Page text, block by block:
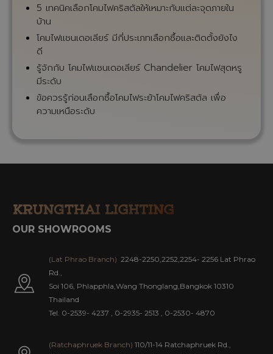
5 เทคนิคเลือกโคมไฟคริสตัลให้เหมาะกับแต่ละจุดภายใน
บ้าน
โคมไฟแชนเดอเลียร์ มีกี่ประเภทเลือกซื้อและติดตั้งยังไง
ดี
รู้จักกับ โคมไฟแชนเดอเลียร์ Chandelier โคมไฟสุดหรู
มีระดับ
ข้อควรรู้ก่อนเลือกซื้อโคมไฟระย้าโคมไฟคริสตัล เพื่อ
ความเหนือระดับ
OUR SHOWROOMS
(Lat Phrao Branch) 2248-2250,2252,2254- 2256 Lat Phrao
Rd.,
Soi 106, Phlapphla,Wang Thonglang,Bangkok 10310
Thailand
Tel. 0-2539- 4237 , 0-2935- 2513 , 0-2530- 4870
(Ratchaphruek Branch) 110/11-14 Ratchaphruek Rd.,